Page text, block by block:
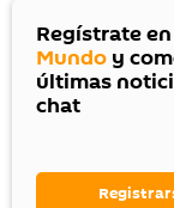
Regístrate en
Mundo y
últimas
chat